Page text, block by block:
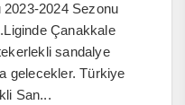
2024 Sezonu
Çanakkale
sandalye
gelecekler. Türkiye
San...